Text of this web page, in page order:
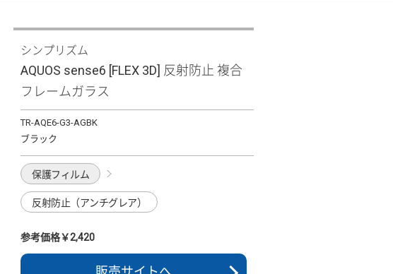
シンプリズム
AQUOS sense6 [FLEX 3D] 反射防止 複合
フレームガラス
TR-AQE6-G3-AGBK
ブラック
保護フィルム
反射防止（アンチグレア）
参考価格￥2,420